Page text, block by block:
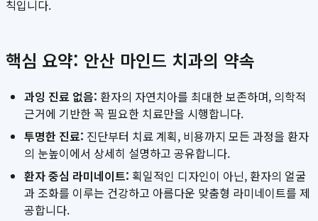
칙입니다.
핵심 요약: 안산 마인드 치과의 약속
과잉 진료 없음: 환자의 자연치아를 최대한 보존하며, 의학적
근거에 기반한 꼭 필요한 치료만을 시행합니다.
투명한 진료: 진단부터 치료 계획, 비용까지 모든 과정을 환자
의 눈높이에서 상세히 설명하고 공유합니다.
환자 중심 라미네이트: 획일적인 디자인이 아닌, 환자의 얼굴
과 조화를 이루는 건강하고 아름다운 맞춤형 라미네이트를 제
공합니다.